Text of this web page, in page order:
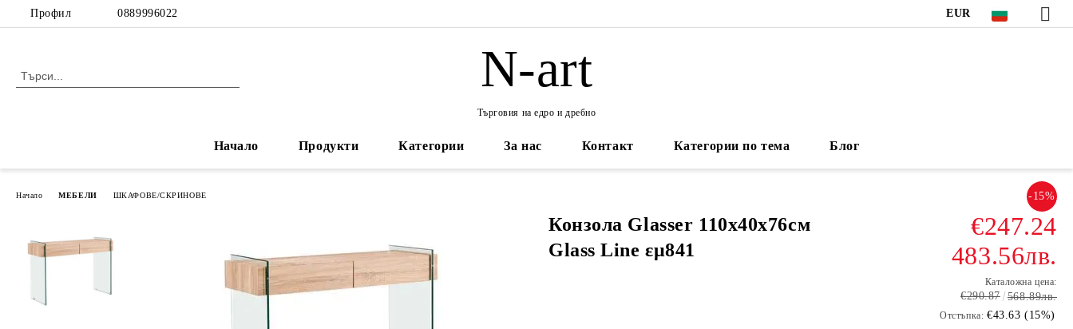
Профил 0889996022 EUR
N-art
Търговия на едро и дребно
Начало Продукти Категории За нас Контакт Категории по тема Блог
Начало МЕБЕЛИ ШКАФОВЕ/СКРИНОВЕ
Конзола Glasser 110x40x76cм
Glass Line εμ841
-15%
€247.24
483.56лв.
Каталожна цена:
€290.87 568.89лв.
Отстъпка: €43.63 (15%)